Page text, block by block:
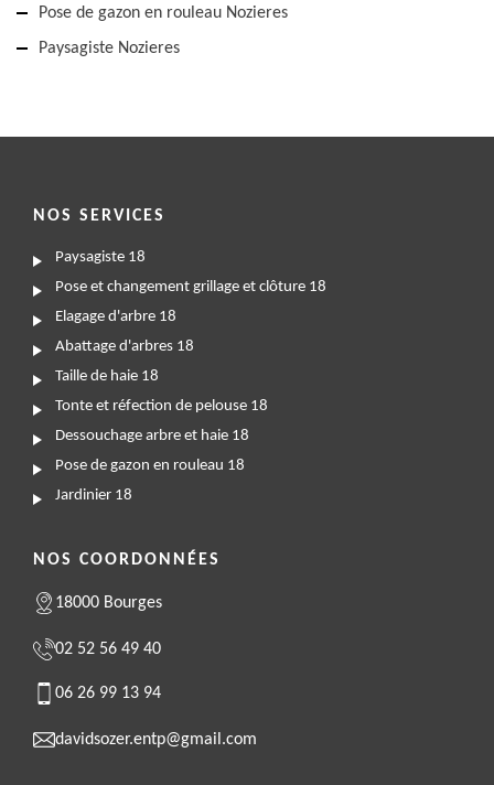
Pose de gazon en rouleau Nozieres
Paysagiste Nozieres
NOS SERVICES
Paysagiste 18
Pose et changement grillage et clôture 18
Elagage d'arbre 18
Abattage d'arbres 18
Taille de haie 18
Tonte et réfection de pelouse 18
Dessouchage arbre et haie 18
Pose de gazon en rouleau 18
Jardinier 18
NOS COORDONNÉES
18000 Bourges
02 52 56 49 40
06 26 99 13 94
davidsozer.entp@gmail.com